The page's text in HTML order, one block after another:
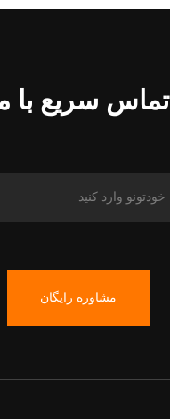
تماس سریع با
مشاوره رایگان